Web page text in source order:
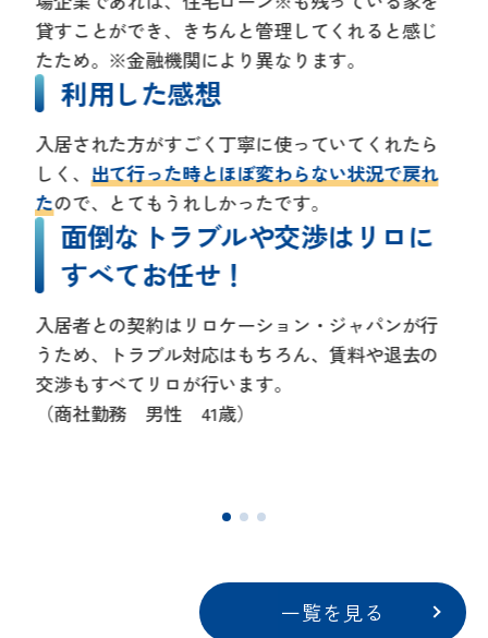
貸すことができ、きちんと管理してくれると感じ
たため。※金融機関により異なります。
利用した感想
入居された方がすごく丁寧に使っていてくれたら
しく、 出て行った時とほぼ変わらない状況で戻れ
たので、とてもうれしかったです。
面倒なトラブルや交渉はリロに
すべてお任せ！
入居者との契約はリロケーション・ジャパンが行
うため、トラブル対応はもちろん、賃料や退去の
交渉もすべてリロが行います。
（商社勤務 男性 41歳）
一覧を見る